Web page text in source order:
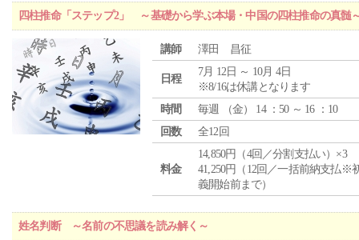
四柱推命「ステップ2」 ～基礎から学ぶ本場・中国の四柱推命の真髄
講師 澤田 昌征
日程
7月 12日 ～ 10月 4日
※8/16は休講となります
時間
毎週 （金） 14 ：50 ～ 16 ：10
回数
全12回
料金
14,850円（4回／分割支払い）×3
41,250円（12回／一括前納支払※
義開始前まで）
姓名判断 ～名前の不思議を読み解く～